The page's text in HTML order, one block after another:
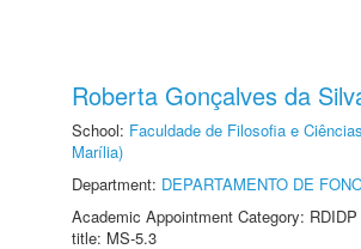
Roberta Gonçalves da
School: Faculdade de Filosofia e
Marília)
Department: DEPARTAMENTO DE
Academic Appointment Category:
title: MS-5.3